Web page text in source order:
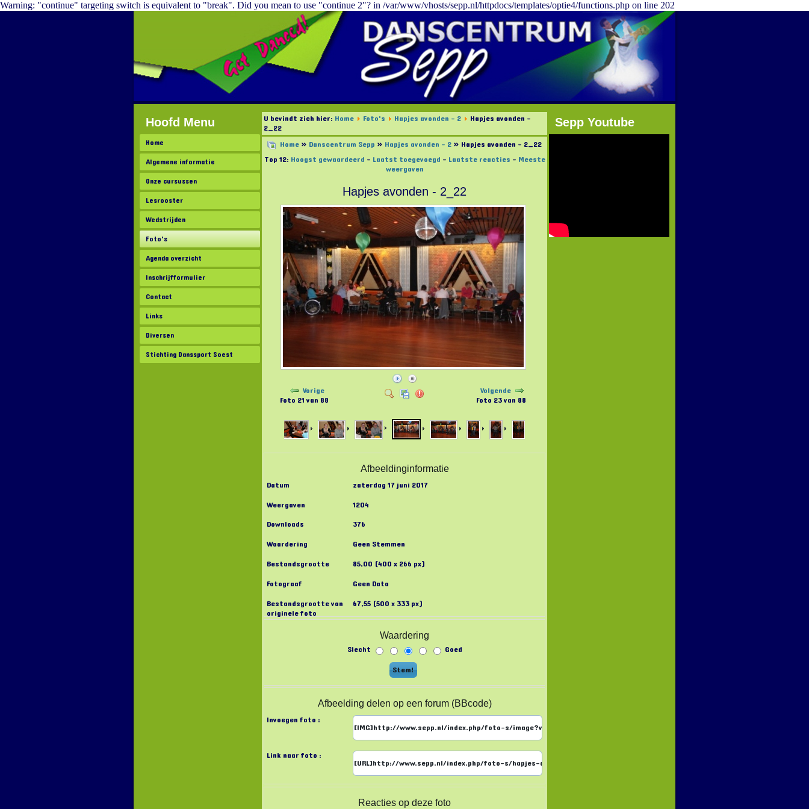
Warning: "continue" targeting switch is equivalent to "break". Did you mean to use "continue 2"? in /var/www/vhosts/sepp.nl/httpdocs/templates/optie4/functions.php on line 202
Hoofd Menu
Home
Algemene informatie
Onze cursussen
Lesrooster
Wedstrijden
Foto's
Agenda overzicht
Inschrijfformulier
Contact
Links
Diversen
Stichting Danssport Soest
U bevindt zich hier: Home Foto's Hapjes avonden - 2 Hapjes avonden -
2_22
Home» Danscentrum Sepp » Hapjes avonden - 2» Hapjes avonden - 2_22
Top 12: Hoogst gewaardeerd - Laatst toegevoegd - Laatste reacties - Meeste
weergaven
Hapjes avonden - 2_22
Vorige
Foto 21 van 88
Volgende
Foto 23 van 88
Afbeeldinginformatie
Datum
zaterdag 17 juni 2017
Weergaven
1204
Downloads
376
Waardering
Geen Stemmen
Bestandsgrootte
85,00 (400 x 266 px)
Fotograaf
Geen Data
Bestandsgrootte van
originele foto
67,55 (500 x 333 px)
Waardering
Slecht Goed
Afbeelding delen op een forum (BBcode)
Invoegen foto :
Link naar foto :
Reacties op deze foto
Sepp Youtube